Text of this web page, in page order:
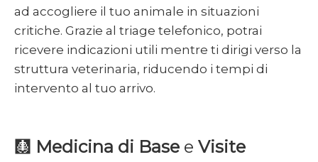
ad accogliere il tuo animale in situazioni
critiche. Grazie al triage telefonico, potrai
ricevere indicazioni utili mentre ti dirigi verso la
struttura veterinaria, riducendo i tempi di
intervento al tuo arrivo.
🩻 Medicina di Base e Visite